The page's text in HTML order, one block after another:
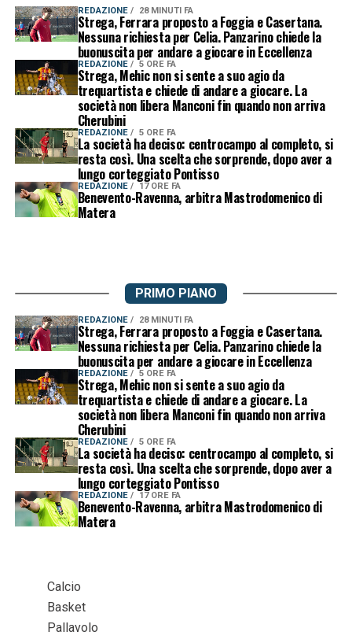
REDAZIONE 28 MINUTI FA
Strega, Ferrara proposto a Foggia e Casertana.
Nessuna richiesta per Celia. Panzarino chiede la
buonuscita per andare a giocare in Eccellenza
REDAZIONE 5 ORE FA
Strega, Mehic non si sente a suo agio da
trequartista e chiede di andare a giocare. La
società non libera Manconi fin quando non arriva
Cherubini
REDAZIONE 5 ORE FA
La società ha deciso: centrocampo al completo, si
resta così. Una scelta che sorprende, dopo aver a
lungo corteggiato Pontisso
REDAZIONE 17 ORE FA
Benevento-Ravenna, arbitra Mastrodomenico di
Matera
PRIMO PIANO
REDAZIONE 28 MINUTI FA
Strega, Ferrara proposto a Foggia e Casertana.
Nessuna richiesta per Celia. Panzarino chiede la
buonuscita per andare a giocare in Eccellenza
REDAZIONE 5 ORE FA
Strega, Mehic non si sente a suo agio da
trequartista e chiede di andare a giocare. La
società non libera Manconi fin quando non arriva
Cherubini
REDAZIONE 5 ORE FA
La società ha deciso: centrocampo al completo, si
resta così. Una scelta che sorprende, dopo aver a
lungo corteggiato Pontisso
REDAZIONE 17 ORE FA
Benevento-Ravenna, arbitra Mastrodomenico di
Matera
Calcio
Basket
Pallavolo